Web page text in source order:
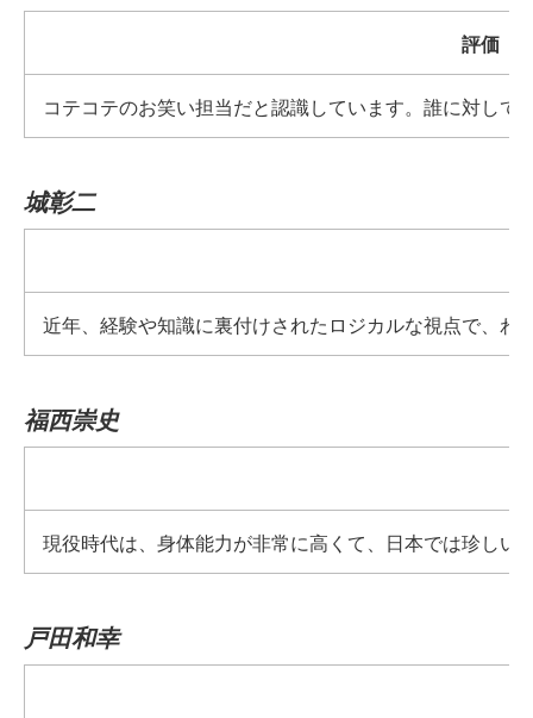
評価
コテコテのお笑い担当だと認識しています。誰に対し
城彰二
近年、経験や知識に裏付けされたロジカルな視点で、
福西崇史
現役時代は、身体能力が非常に高くて、日本では珍し
戸田和幸